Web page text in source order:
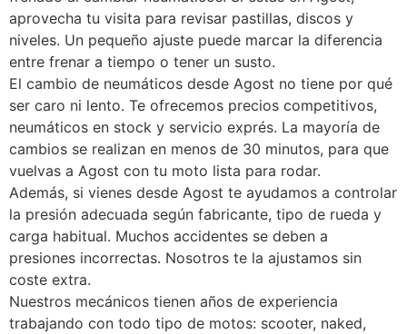
aprovecha tu visita para revisar pastillas, discos y
niveles. Un pequeño ajuste puede marcar la diferencia
entre frenar a tiempo o tener un susto.
El cambio de neumáticos desde Agost no tiene por qué
ser caro ni lento. Te ofrecemos precios competitivos,
neumáticos en stock y servicio exprés. La mayoría de
cambios se realizan en menos de 30 minutos, para que
vuelvas a Agost con tu moto lista para rodar.
Además, si vienes desde Agost te ayudamos a controlar
la presión adecuada según fabricante, tipo de rueda y
carga habitual. Muchos accidentes se deben a
presiones incorrectas. Nosotros te la ajustamos sin
coste extra.
Nuestros mecánicos tienen años de experiencia
trabajando con todo tipo de motos: scooter, naked,